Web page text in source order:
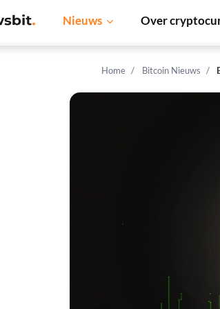
Nieuws Over
Home Bitcoin Nieuws